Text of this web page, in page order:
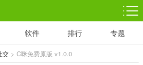
休闲益智
1万+款游戏
体育竞技
5百+款游戏
软件 排行 专题
交 > C咪免费原版 v1.0.0